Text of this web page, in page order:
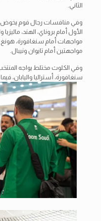
الثاني.
الأول أمام بروناي، الهند،
مواجهات أمام سنغافورة، هونغ
مواجهتين أمام تايوان ونيبال.
وفي الكلوث مختلط يواجه
سنغافورة، أستراليا واليابان،